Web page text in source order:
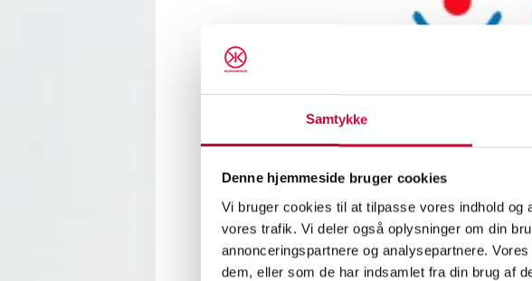
Samtykke
Denne hjemmeside bruger cookies
Vi bruger cookies til at tilpasse vores indhold
vores trafik. Vi deler også oplysninger om din
annonceringspartnere og analysepartnere.
dem, eller som de har indsamlet fra din brug af
Klokkerholm er stolt
nærvær, leg og livsglæde
En rød næse kan ikke fjerne